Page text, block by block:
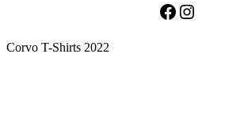
product
options
may
Facebook
Instagram
Corvo T-Shirts 2022